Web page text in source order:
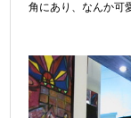
角にあり、なんか可